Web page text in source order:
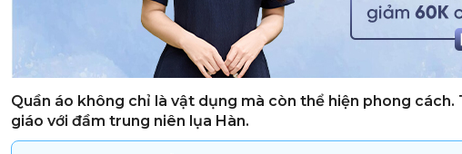
Quần áo không chỉ là vật dụng mà còn thể hiện phong cách.
giáo với đầm trung niên lụa Hàn.